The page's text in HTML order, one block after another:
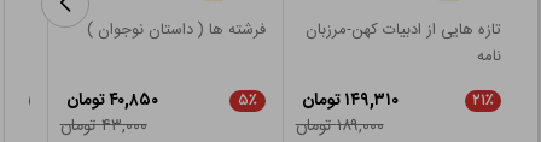
تازه هایی از ادبیات کهن-مرزبان
نامه
۲۱٪
۱۴۹,۳۱۰ تومان
۱۸۹,۰۰۰ تومان
فرشته ها ( داستان نوجوان )
۵٪
۴۰,۸۵۰ تومان
۴۳,۰۰۰ تومان